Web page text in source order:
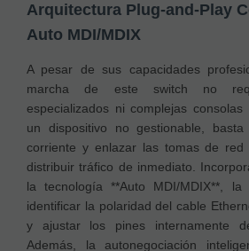
Arquitectura Plug-and-Play
Auto MDI/MDIX
A pesar de sus capacidades
marcha de este switch no
especializados ni complejas
un dispositivo no gestionable,
corriente y enlazar las tomas de
distribuir tráfico de inmediato.
la tecnología **Auto MDI/MDIX**,
identificar la polaridad del cable
y ajustar los pines internamente
Además, la autonegociación